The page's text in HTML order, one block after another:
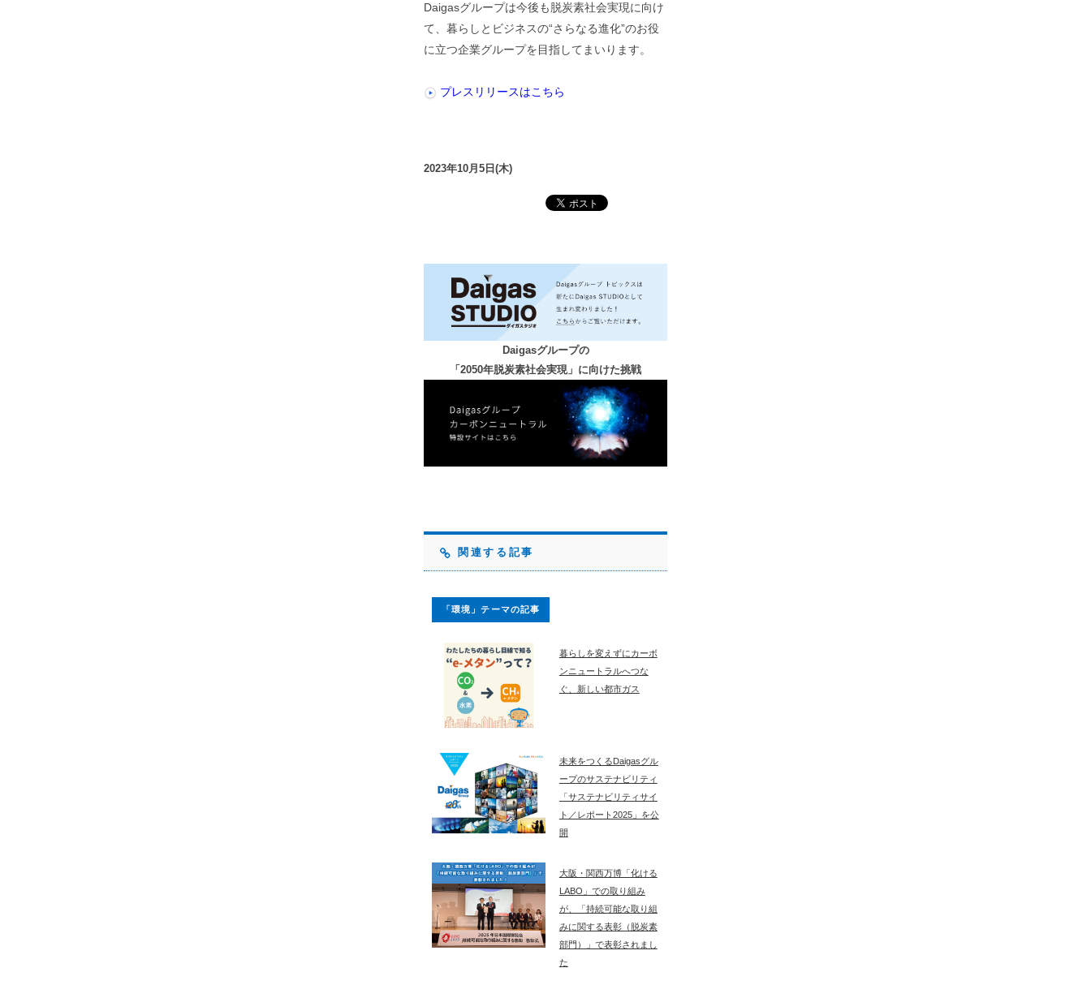
Daigasグループは今後も脱炭素社会実現に向け
て、暮らしとビジネスの“さらなる進化”のお役
に立つ企業グループを目指してまいります。
プレスリリースはこちら
2023年10月5日(木)
Daigasグループの
「2050年脱炭素社会実現」に向けた挑戦
関連する記事
「環境」テーマの記事
暮らしを変えずにカーボ
ンニュートラルへつな
ぐ、新しい都市ガス
未来をつくるDaigasグル
ープのサステナビリティ
「サステナビリティサイ
ト／レポート2025」を公
開
大阪・関西万博「化ける
LABO」での取り組み
が、「持続可能な取り組
みに関する表彰（脱炭素
部門）」で表彰されまし
た